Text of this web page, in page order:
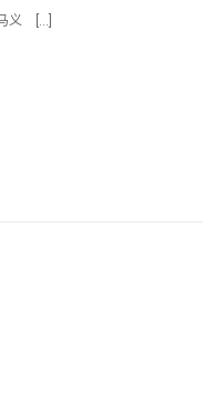
义 […]